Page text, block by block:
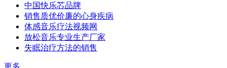
中国快乐芯品牌
销售质优价廉的心身疾病
体感音乐疗法视频网
放松音乐专业生产厂家
失眠治疗方法的销售
更多..